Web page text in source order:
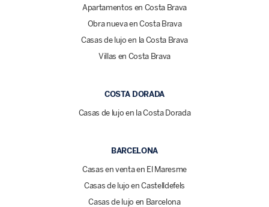
Apartamentos en Costa Brava
Obra nueva en Costa Brava
Casas de lujo en la Costa Brava
Villas en Costa Brava
COSTA DORADA
Casas de lujo en la Costa Dorada
BARCELONA
Casas en venta en El Maresme
Casas de lujo en Castelldefels
Casas de lujo en Barcelona